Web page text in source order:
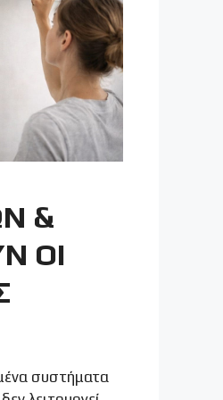
&
ΟΙ
συστήματα